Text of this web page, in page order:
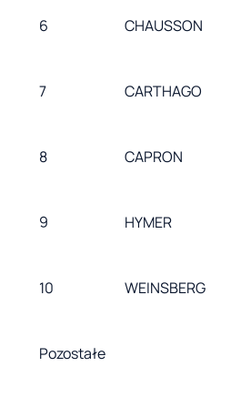
6 CHAUSSON
7 CARTHAGO
8 CAPRON
9 HYMER
10 WEINSBERG
Pozostałe